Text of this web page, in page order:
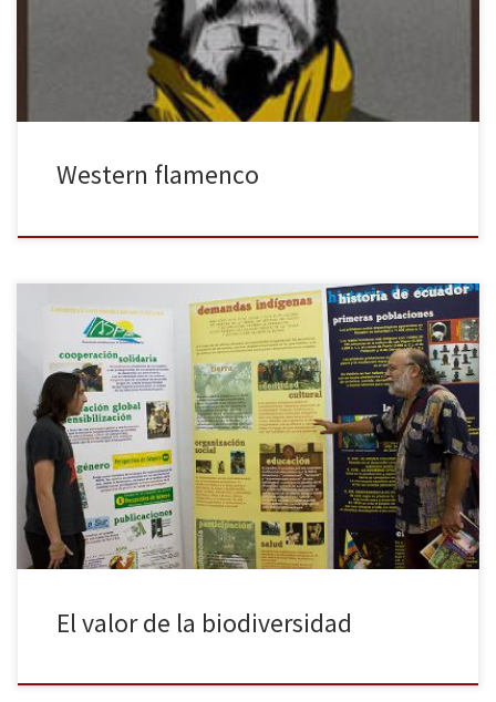
tierra, podría haberse enfrentado perfectamente a Lee Van Cleef
Western flamenco
La exposición “La Amazonía, vida en armonía” pone en valor la
pérdida de biodiversidad en el planeta y la amenaza que supone
para el medioambiente y la ciudadanía la firma del Tratado de
Libre Comercio entre Estados Unidos y la Unión Europea. Bajo el
programa “Tejiendo en verde”, el Mercao Social […]
El valor de la biodiversidad